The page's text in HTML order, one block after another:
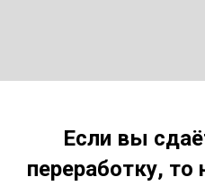
Если вы
переработку, то